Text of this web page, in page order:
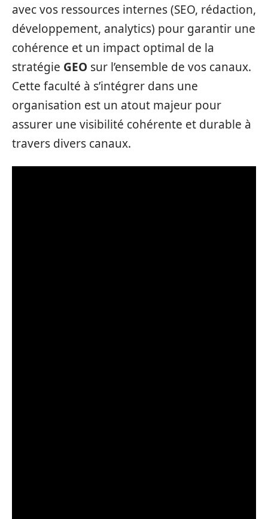
avec vos ressources internes (SEO, rédaction,
développement, analytics) pour garantir une
cohérence et un impact optimal de la
stratégie GEO sur l’ensemble de vos canaux.
Cette faculté à s’intégrer dans une
organisation est un atout majeur pour
assurer une visibilité cohérente et durable à
travers divers canaux.